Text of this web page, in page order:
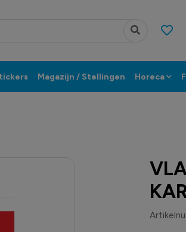
Magazijn / Stellingen Horeca